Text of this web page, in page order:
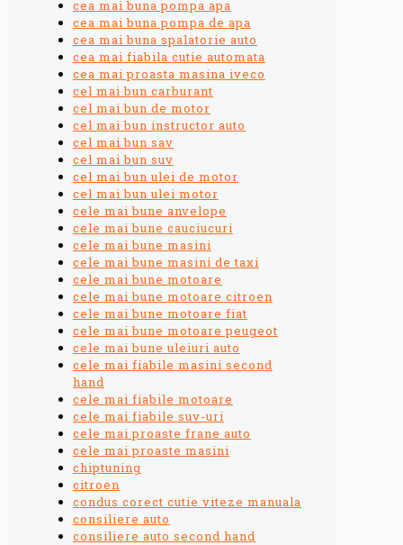
cea mai buna pompa apa
cea mai buna pompa de apa
cea mai buna spalatorie auto
cea mai fiabila cutie automata
cea mai proasta masina iveco
cel mai bun carburant
cel mai bun de motor
cel mai bun instructor auto
cel mai bun sav
cel mai bun suv
cel mai bun ulei de motor
cel mai bun ulei motor
cele mai bune anvelope
cele mai bune cauciucuri
cele mai bune masini
cele mai bune masini de taxi
cele mai bune motoare
cele mai bune motoare citroen
cele mai bune motoare fiat
cele mai bune motoare peugeot
cele mai bune uleiuri auto
cele mai fiabile masini second
hand
cele mai fiabile motoare
cele mai fiabile suv-uri
cele mai proaste frane auto
cele mai proaste masini
chiptuning
citroen
condus corect cutie viteze manuala
consiliere auto
consiliere auto second hand